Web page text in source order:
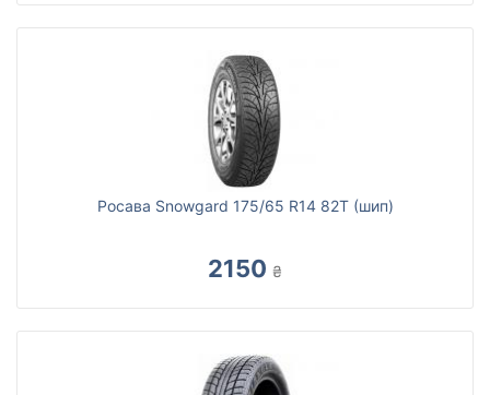
Росава Snowgard 175/65 R14 82T (шип)
2150 ₴